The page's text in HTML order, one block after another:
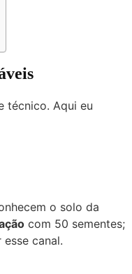
técnico. Aqui eu
o solo da
com 50 sementes;
canal.